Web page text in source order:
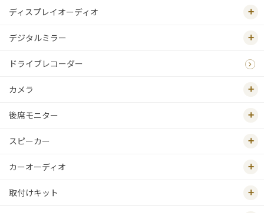
ディスプレイオーディオ
デジタルミラー
ドライブレコーダー
カメラ
後席モニター
スピーカー
カーオーディオ
取付けキット